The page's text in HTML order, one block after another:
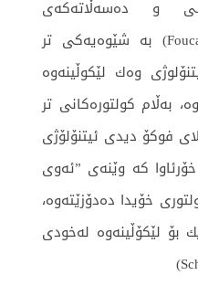
و دەسەڵاتەکەی
جیانەكرێتەوە. (Foucault1996: S 178) بە شێوەیەكی تر
وەك لێكوڵینەوە
بەڵام کولتورەکانی تر
فوکۆ دیدی ئیتنۆلۆژی
کە وێنەی ”ئەوی
خۆیدا دەدۆزێتەوە،
بۆ لێكۆڵینەوە لەخودی